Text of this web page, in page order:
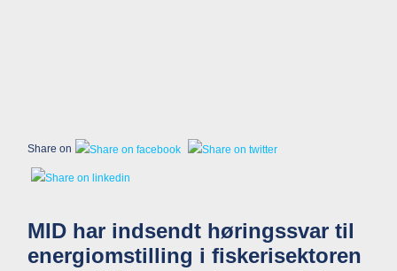
Share on
MID har indsendt høringssvar til
energiomstilling i fiskerisektoren